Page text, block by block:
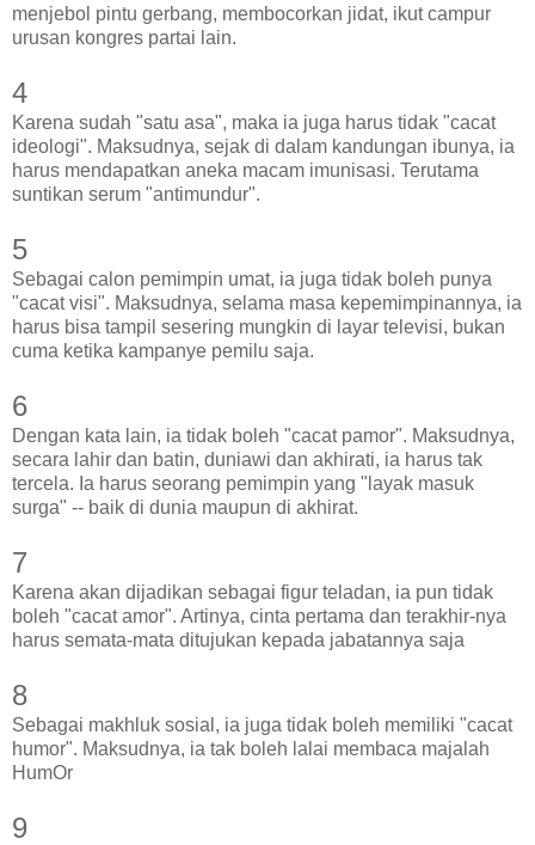
menjebol pintu gerbang, membocorkan jidat, ikut campur
urusan kongres partai lain.
4
Karena sudah "satu asa", maka ia juga harus tidak "cacat
ideologi". Maksudnya, sejak di dalam kandungan ibunya, ia
harus mendapatkan aneka macam imunisasi. Terutama
suntikan serum "antimundur".
5
Sebagai calon pemimpin umat, ia juga tidak boleh punya
"cacat visi". Maksudnya, selama masa kepemimpinannya, ia
harus bisa tampil sesering mungkin di layar televisi, bukan
cuma ketika kampanye pemilu saja.
6
Dengan kata lain, ia tidak boleh "cacat pamor". Maksudnya,
secara lahir dan batin, duniawi dan akhirati, ia harus tak
tercela. Ia harus seorang pemimpin yang "layak masuk
surga" -- baik di dunia maupun di akhirat.
7
Karena akan dijadikan sebagai figur teladan, ia pun tidak
boleh "cacat amor". Artinya, cinta pertama dan terakhir-nya
harus semata-mata ditujukan kepada jabatannya saja
8
Sebagai makhluk sosial, ia juga tidak boleh memiliki "cacat
humor". Maksudnya, ia tak boleh lalai membaca majalah
HumOr
9